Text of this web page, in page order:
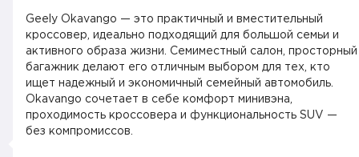
Geely Okavango — это практичный и вместительный
кроссовер, идеально подходящий для большой семьи и
активного образа жизни. Семиместный салон, просторный
багажник делают его отличным выбором для тех, кто
ищет надежный и экономичный семейный автомобиль.
Okavango сочетает в себе комфорт минивэна,
проходимость кроссовера и функциональность SUV —
без компромиссов.